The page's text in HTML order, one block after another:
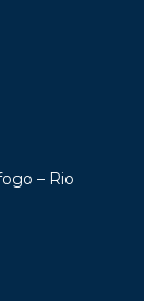
– Rio